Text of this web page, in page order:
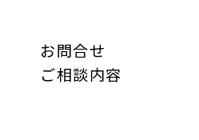
お問合せ
ご相談内容